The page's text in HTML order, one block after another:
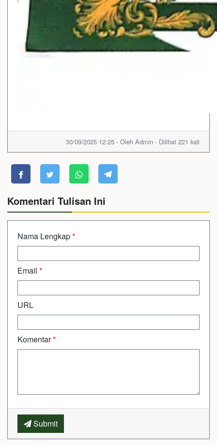
30/09/2025 12:25 - Oleh Admin - Dilihat 221 kali
Komentari Tulisan Ini
Nama Lengkap*
Email *
URL
Komentar*
Submit